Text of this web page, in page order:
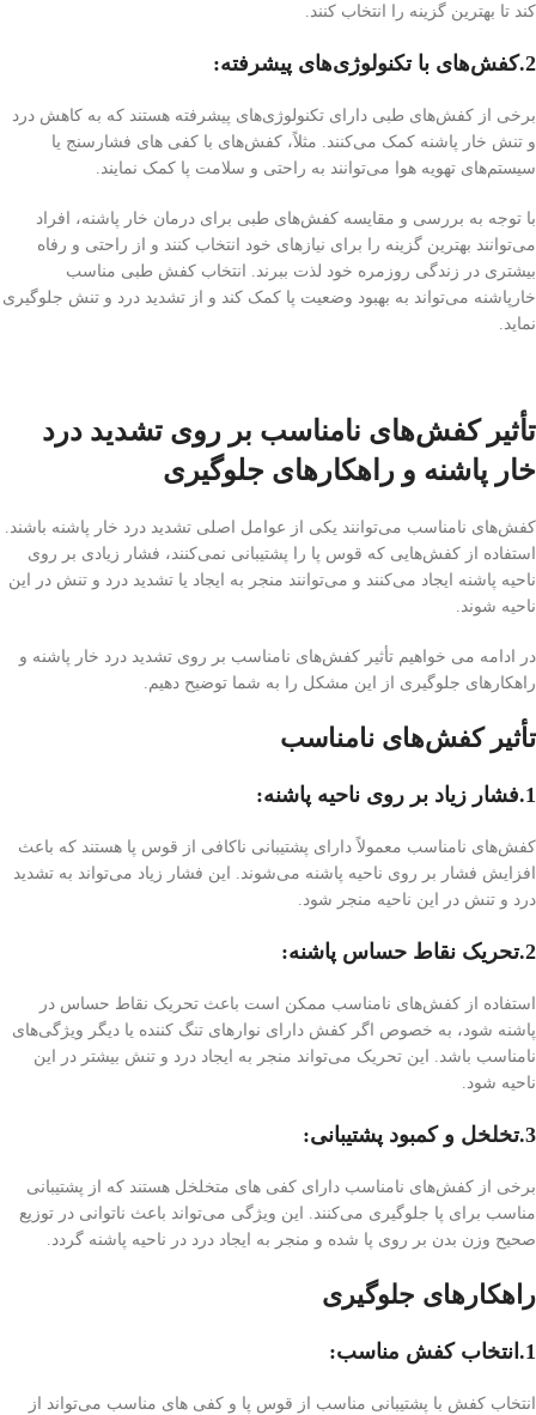
کند تا بهترین گزینه را انتخاب کنند.
2.کفش‌های با تکنولوژی‌های پیشرفته :
برخی از کفش‌های طبی دارای تکنولوژی‌های پیشرفته هستند که به کاهش درد
و تنش خار پاشنه کمک می‌کنند. مثلاً، کفش‌های با کفی های فشارسنج یا
سیستم‌های تهویه هوا می‌توانند به راحتی و سلامت پا کمک نمایند.
با توجه به بررسی و مقایسه کفش‌های طبی برای درمان خار پاشنه، افراد
می‌توانند بهترین گزینه را برای نیازهای خود انتخاب کنند و از راحتی و رفاه
بیشتری در زندگی روزمره خود لذت ببرند. انتخاب کفش طبی مناسب
خارپاشنه می‌تواند به بهبود وضعیت پا کمک کند و از تشدید درد و تنش جلوگیری
نماید.
تأثیر کفش‌های نامناسب بر روی تشدید درد
خار پاشنه و راهکارهای جلوگیری
کفش‌های نامناسب می‌توانند یکی از عوامل اصلی تشدید درد خار پاشنه باشند.
استفاده از کفش‌هایی که قوس پا را پشتیبانی نمی‌کنند، فشار زیادی بر روی
ناحیه پاشنه ایجاد می‌کنند و می‌توانند منجر به ایجاد یا تشدید درد و تنش در این
ناحیه شوند.
در ادامه می خواهیم تأثیر کفش‌های نامناسب بر روی تشدید درد خار پاشنه و
راهکارهای جلوگیری از این مشکل را به شما توضیح دهیم.
تأثیر کفش‌های نامناسب
1.فشار زیاد بر روی ناحیه پاشنه:
کفش‌های نامناسب معمولاً دارای پشتیبانی ناکافی از قوس پا هستند که باعث
افزایش فشار بر روی ناحیه پاشنه می‌شوند. این فشار زیاد می‌تواند به تشدید
درد و تنش در این ناحیه منجر شود.
2.تحریک نقاط حساس پاشنه:
استفاده از کفش‌های نامناسب ممکن است باعث تحریک نقاط حساس در
پاشنه شود، به خصوص اگر کفش دارای نوارهای تنگ کننده یا دیگر ویژگی‌های
نامناسب باشد. این تحریک می‌تواند منجر به ایجاد درد و تنش بیشتر در این
ناحیه شود.
3.تخلخل و کمبود پشتیبانی:
برخی از کفش‌های نامناسب دارای کفی های متخلخل هستند که از پشتیبانی
مناسب برای پا جلوگیری می‌کنند. این ویژگی می‌تواند باعث ناتوانی در توزیع
صحیح وزن بدن بر روی پا شده و منجر به ایجاد درد در ناحیه پاشنه گردد.
راهکارهای جلوگیری
1.انتخاب کفش مناسب:
انتخاب کفش با پشتیبانی مناسب از قوس پا و کفی های مناسب می‌تواند از